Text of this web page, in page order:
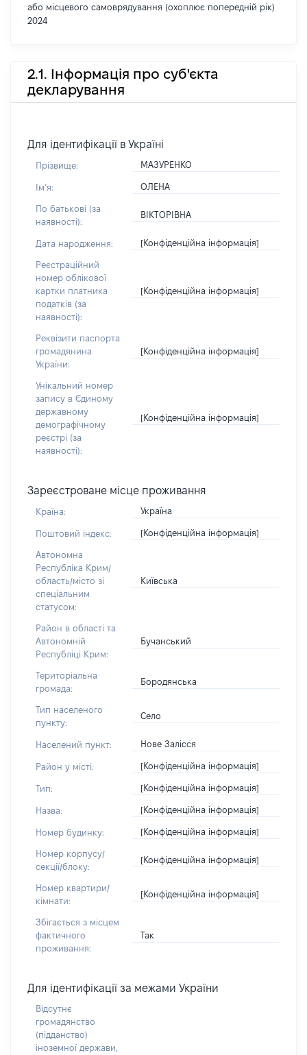
або місцевого самоврядування (охоплює попередній рік)
2024
2.1. Інформація про суб'єкта
декларування
Для ідентифікації в Україні
Прізвище: МАЗУРЕНКО
Імʼя: ОЛЕНА
По батькові (за
наявності):
ВІКТОРІВНА
Дата народження: [Конфіденційна інформація]
Реєстраційний
номер облікової
картки платника
податків (за
наявності):
[Конфіденційна інформація]
Реквізити паспорта
громадянина
України:
[Конфіденційна інформація]
Унікальний номер
запису в Єдиному
державному
демографічному
реєстрі (за
наявності):
[Конфіденційна інформація]
Зареєстроване місце проживання
Країна: Україна
Поштовий індекс: [Конфіденційна інформація]
Автономна
Республіка Крим/
область/місто зі
спеціальним
статусом:
Київська
Район в області та
Автономній
Республіці Крим:
Бучанський
Територіальна
громада:
Бородянська
Тип населеного
пункту:
Село
Населений пункт: Нове Залісся
Район у місті: [Конфіденційна інформація]
Тип: [Конфіденційна інформація]
Назва: [Конфіденційна інформація]
Номер будинку: [Конфіденційна інформація]
Номер корпусу/
секції/блоку:
[Конфіденційна інформація]
Номер квартири/
кімнати:
[Конфіденційна інформація]
Збігається з місцем
фактичного
проживання:
Так
Для ідентифікації за межами України
Відсутнє
громадянство
(підданство)
іноземної держави,